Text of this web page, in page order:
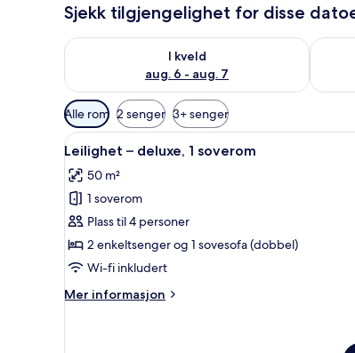
Sjekk tilgjengelighet for disse
I kveld
aug. 6 - aug. 7
Sjekk tilgjengelighet for i kveld, aug. 6 - aug. 7
Sjekk
Tilgjengelige
filtre
for
rom
Alle rom 2 senger 3+ senger
Åpne
alle
bildene
av
Leilighet
–
deluxe,
soverom
1 soverom, safe på
6
Leilighet – deluxe, 1 soverom
50 m²
1 soverom
Plass til 4 personer
2 enkeltsenger og 1 sovesofa (dobbel)
Wi-fi inkludert
Mer informasjon
Mer